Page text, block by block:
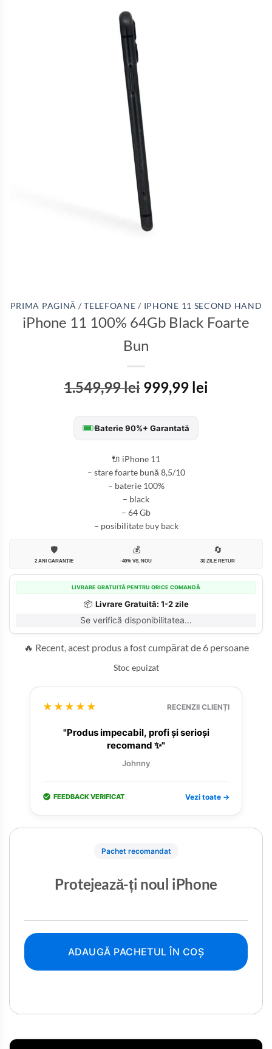
PRIMA PAGINĂ / TELEFOANE / IPHONE 11 SECOND HAND
iPhone 11 100% 64Gb Black Foarte
Bun
1.549,99lei 999,99 lei
Baterie 90%+ Garantată
🔌 iPhone 11
– stare foarte bună 8,5/10
– baterie 100%
– black
– 64 Gb
– posibilitate buy back
🛡️
2 ANI GARANȚIE
💰
-40% VS. NOU
🔄
30 ZILE RETUR
LIVRARE GRATUITĂ PENTRU ORICE COMANDĂ
📦 Livrare Gratuită: 1-2 zile
Se verifică disponibilitatea...
🔥 Recent, acest produs a fost cumpărat de 6 persoane
Stoc epuizat
★★★★★ RECENZII CLIENȚI
"Produs impecabil, profi și serioși
recomand ✨"
Johnny
FEEDBACK VERIFICAT Vezi toate →
Pachet recomandat
Protejează-ți noul iPhone
ADAUGĂ PACHETUL ÎN COȘ